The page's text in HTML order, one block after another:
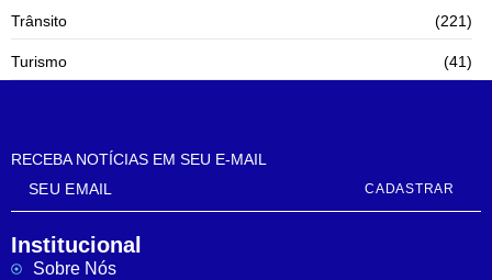
Trânsito (221)
Turismo (41)
RECEBA NOTÍCIAS EM SEU E-MAIL
CADASTRAR
Institucional
Sobre Nós